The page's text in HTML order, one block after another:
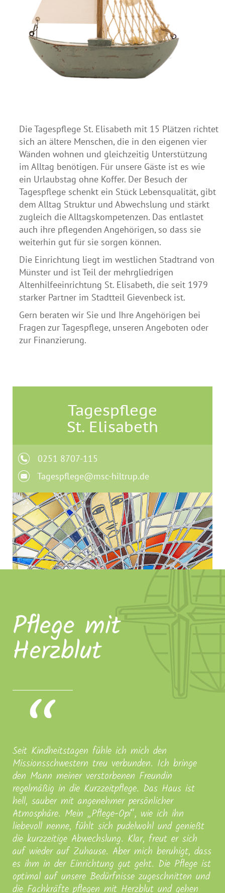
Die Tagespflege St. Elisabeth mit 15 Plätzen richtet
sich an ältere Menschen, die in den eigenen vier
Wänden wohnen und gleichzeitig Unterstützung
im Alltag benötigen. Für unsere Gäste ist es wie
ein Urlaubstag ohne Koffer. Der Besuch der
Tagespflege schenkt ein Stück Lebensqualität, gibt
dem Alltag Struktur und Abwechslung und stärkt
zugleich die Alltagskompetenzen. Das entlastet
auch ihre pflegenden Angehörigen, so dass sie
weiterhin gut für sie sorgen können.
Die Einrichtung liegt im westlichen Stadtrand von
Münster und ist Teil der mehrgliedrigen
Altenhilfeeinrichtung St. Elisabeth, die seit 1979
starker Partner im Stadtteil Gievenbeck ist.
Gern beraten wir Sie und Ihre Angehörigen bei
Fragen zur Tagespflege, unseren Angeboten oder
zur Finanzierung.
Tagespflege
St. Elisabeth
0251 8707-115
Tagespflege@msc-hiltrup.de
Pflege mit
Herzblut
Seit Kindheitstagen fühle ich mich den
Missionsschwestern treu verbunden. Ich bringe
den Mann meiner verstorbenen Freundin
regelmäßig in die Kurzzeitpflege. Das Haus ist
hell, sauber mit angenehmer persönlicher
Atmosphäre. Mein „Pflege-Opi“, wie ich ihn
liebevoll nenne, fühlt sich pudelwohl und genießt
die kurzzeitige Abwechslung. Klar, freut er sich
auf wieder auf Zuhause. Aber mich beruhigt, dass
es ihm in der Einrichtung gut geht. Die Pflege ist
optimal auf unsere Bedürfnisse zugeschnitten und
die Fachkräfte pflegen mit Herzblut und gehen